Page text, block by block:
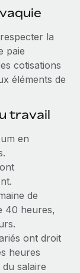
en
de vos
:
des
de
la
paie
cotisations
éléments de
travail
en
de
40 heures,
ont droit
heures
salaire